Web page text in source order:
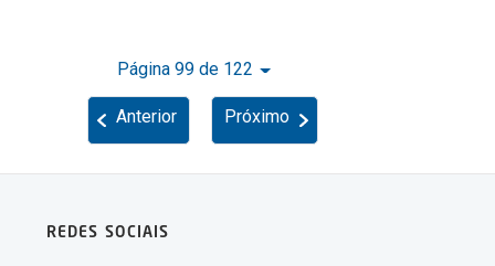
Página 99 de 122
Anterior Próximo
REDES SOCIAIS